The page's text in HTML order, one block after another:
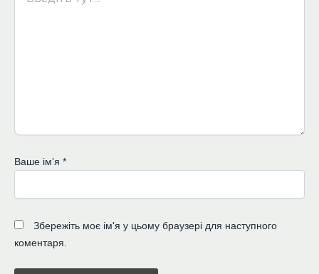
Ваше імʼя *
Збережіть моє ім'я у цьому браузері для наступного
коментаря.